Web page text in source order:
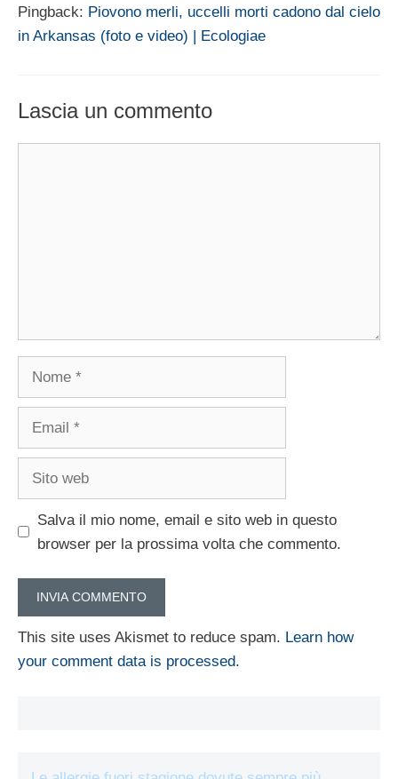
Pingback: Piovono merli, uccelli morti cadono dal cielo
in Arkansas (foto e video) | Ecologiae
Lascia un commento
Nome
Email
Sito
Salva il mio nome, email e sito web in questo
browser per la prossima volta che commento.
This site uses Akismet to reduce spam. Learn how
your comment data is processed.